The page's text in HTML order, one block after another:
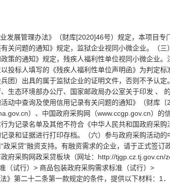
发展管理办法》（财库[2020]46号）规定，本项目专
关问题的通知》规定，监狱企业视同小微企业。（三
策的通知》规定，残疾人福利性单位视同小微企业。
投标人填写的《残疾人福利性单位声明函》为判定标
团）出具的属于监狱企业的证明文件，否则不予认定
生态环境部办公厅、国家邮政局办公室关于印发 、 的
动中查询及使用信用记录有关问题的通知》（财库〔
）、中国政府采购网（www.ccgp.gov.cn）的
为记录名单及其他不符合《中华人民共和国政府采购
录和证据进行打印存档。（六）参与政府采购活动的
采贷”融资支持。有融资需求的企业，请于正式签订
府采购网政采贷板块（网址：http://tjgp.cz.tj.gov.cn/
（试行）> 商品包装政府采购需求标准（试行）>
》第二十二条第一款规定的条件，提供以下材料：1